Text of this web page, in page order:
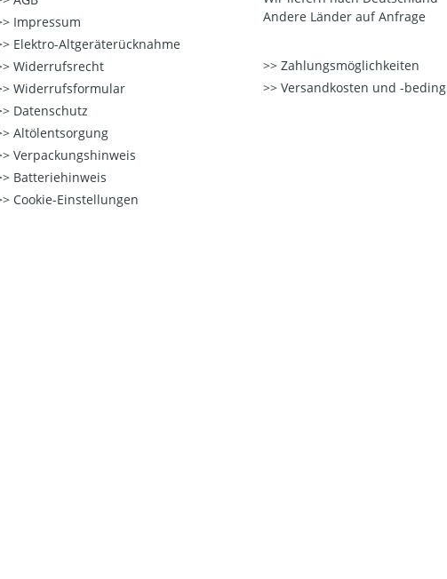
Impressum
Elektro-Altgeräterücknahme
Widerrufsrecht
Widerrufsformular
Datenschutz
Altölentsorgung
Verpackungshinweis
Batteriehinweis
Cookie-Einstellungen
Andere Länder auf Anfrage
Zahlungsmöglichkeiten
Versandkosten und -